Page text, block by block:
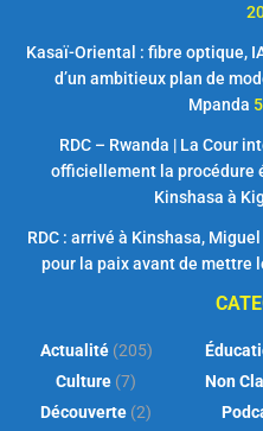
Kasaï-Oriental : fibre optique,
d’un ambitieux plan de
Mpanda
RDC – Rwanda | La Cour
officiellement la procédure
Kinshasa à
RDC : arrivé à Kinshasa,
pour la paix avant de mettre
Actualité(205)
Culture (7)
Découverte (2)
Non